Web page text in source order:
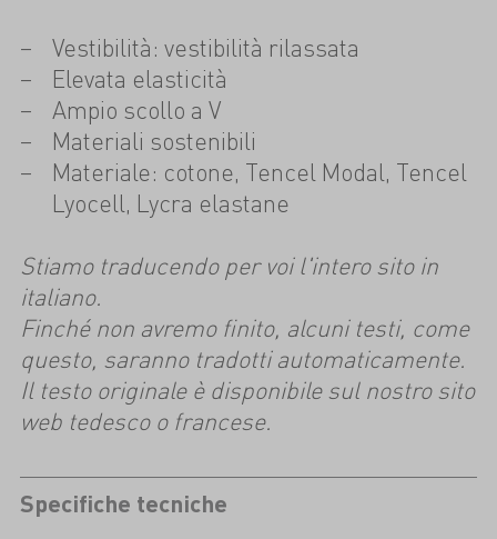
Vestibilità: vestibilità rilassata
Elevata elasticità
Ampio scollo a V
Materiali sostenibili
Materiale: cotone, Tencel Modal, Tencel
Lyocell, Lycra elastane
Stiamo traducendo per voi l'intero sito in
italiano.
Finché non avremo finito, alcuni testi, come
questo, saranno tradotti automaticamente.
Il testo originale è disponibile sul nostro sito
web tedesco o francese.
Specifiche tecniche